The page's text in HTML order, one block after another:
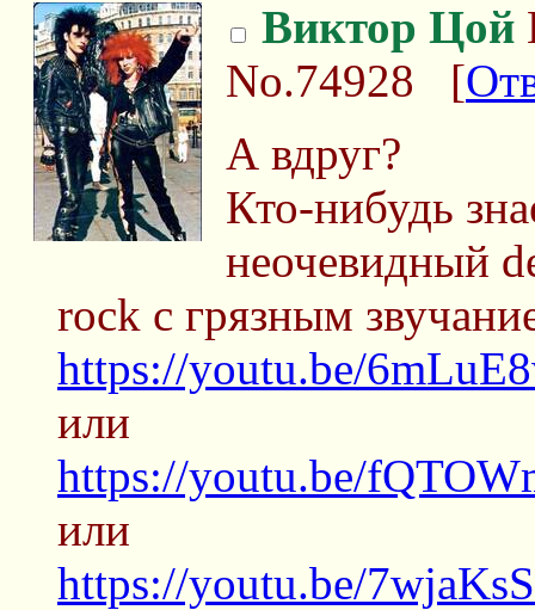
Виктор Цой
No.74928 [
А вдруг?
Кто-нибудь
неочевидный
rock с грязным
https://youtu.be/
или
https://youtu.be/
или
https://youtu.be/